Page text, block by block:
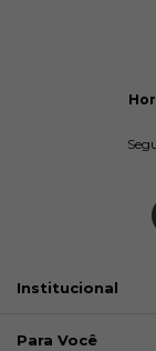
Institucional
Para Você